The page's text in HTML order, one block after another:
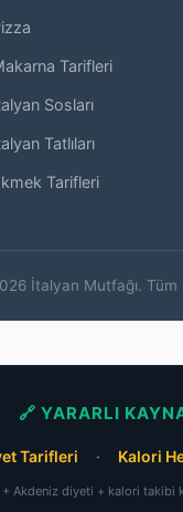
Tarifleri
Sosları
Tatlıları
Tarifleri
İtalyan Mutfağı. Tüm
🔗 YARARLI
Tarifleri · Kalori
+ Akdeniz diyeti + kalori takibi